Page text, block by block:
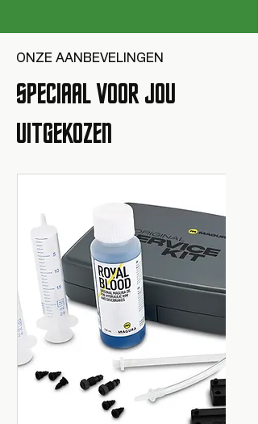
ONZE AANBEVELINGEN
SPECIAAL VOOR JOU
UITGEKOZEN